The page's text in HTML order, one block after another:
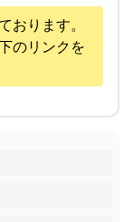
おります。
のリンクを